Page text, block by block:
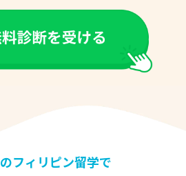
のフィリピン留学で